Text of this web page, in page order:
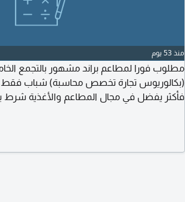
منذ 53 يوم
مطلوب فورا لمطاعم براند مشهور بالتجمع
(بكالوريوس تجارة تخصص محاسبة) شباب
فأكثر يفضل في مجال المطاعم والأغذية شرط